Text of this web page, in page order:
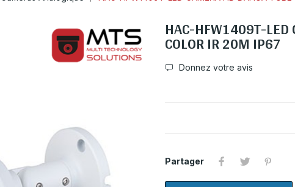
HAC-HFW1409T-LED
COLOR IR 20M IP67
Donnez votre avis
Partager